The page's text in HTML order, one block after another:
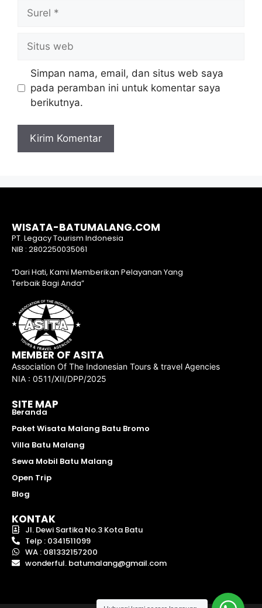
Simpan nama, email, dan situs web saya
pada peramban ini untuk komentar saya
berikutnya.
WISATA-BATUMALANG.COM
PT. Legacy Tourism Indonesia
NIB : 2802250035061
“Dari Hati, Kami Memberikan Pelayanan Yang
Terbaik Bagi Anda”
MEMBER OF ASITA
Association Of The Indonesian Tours & travel Agencies
NIA : 0511/XII/DPP/2025
SITE MAP
Beranda
Paket Wisata Malang Batu Bromo
Villa Batu Malang
Sewa Mobil Batu Malang
Open Trip
Blog
KONTAK
Jl. Dewi Sartika No.3 Kota Batu
Telp : 0341511099
WA : 081332157200
wonderful. batumalang@gmail.com